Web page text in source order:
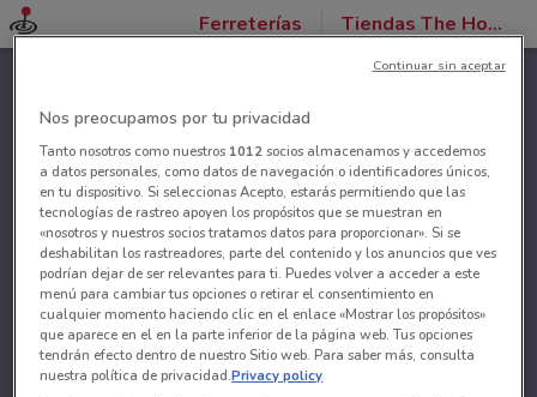
Ferreterías Tiendas The Home Depot
Nos preocupamos por tu privacidad
Tanto nosotros como nuestros 1012socios almacenamos y accedemos
a datos personales, como datos de navegación o identificadores únicos,
en tu dispositivo. Si seleccionas Acepto, estarás permitiendo que las
tecnologías de rastreo apoyen los propósitos que se muestran en
«nosotros y nuestros socios tratamos datos para proporcionar». Si se
deshabilitan los rastreadores, parte del contenido y los anuncios que ves
podrían dejar de ser relevantes para ti. Puedes volver a acceder a este
menú para cambiar tus opciones o retirar el consentimiento en
cualquier momento haciendo clic en el enlace «Mostrar los propósitos»
que aparece en el en la parte inferior de la página web. Tus opciones
tendrán efecto dentro de nuestro Sitio web. Para saber más, consulta
nuestra política de privacidad.Privacy policy
Continuar sin aceptar